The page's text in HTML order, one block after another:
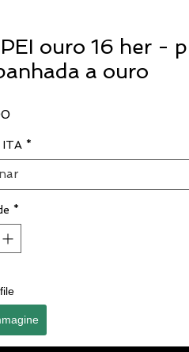
ouro 16 her -
a ouro
Preço
ITA *
*